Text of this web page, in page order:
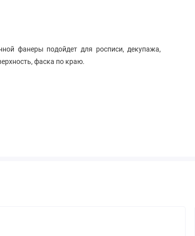
фанеры подойдет для росписи, декупажа,
фаска по краю.